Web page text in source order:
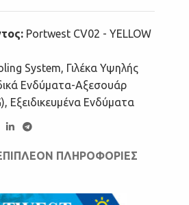
Portwest CV02 - YELLOW
System, Γιλέκα Υψηλής
Ενδύματα-Αξεσουάρ
, Εξειδικευμένα Ενδύματα
ΠΛΗΡΟΦΟΡΊΕΣ